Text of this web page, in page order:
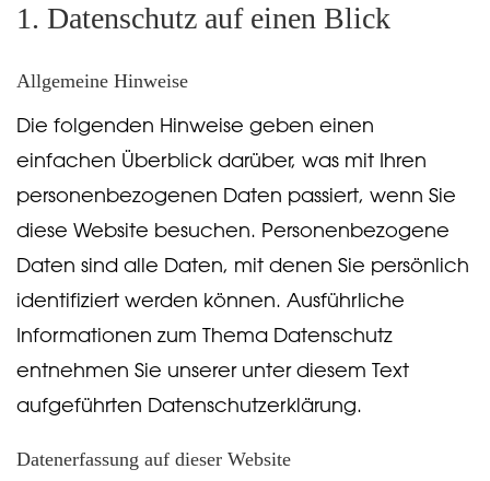
1. Datenschutz auf einen Blick
Allgemeine Hinweise
Die folgenden Hinweise geben einen
einfachen Überblick darüber, was mit Ihren
personenbezogenen Daten passiert, wenn Sie
diese Website besuchen. Personenbezogene
Daten sind alle Daten, mit denen Sie persönlich
identifiziert werden können. Ausführliche
Informationen zum Thema Datenschutz
entnehmen Sie unserer unter diesem Text
aufgeführten Datenschutzerklärung.
Datenerfassung auf dieser Website